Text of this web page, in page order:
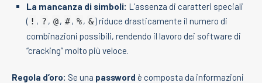
La mancanza di simboli: L’assenza di caratteri speciali
( ! , ? , @, #, %, &) riduce drasticamente il numero di
combinazioni possibili, rendendo il lavoro dei software di
“cracking” molto più veloce.
Regola d’oro: Se una password è composta da informazioni